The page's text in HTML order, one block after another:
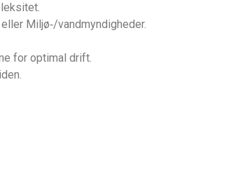
Miljø‑/vandmyndigheder.
for optimal drift.